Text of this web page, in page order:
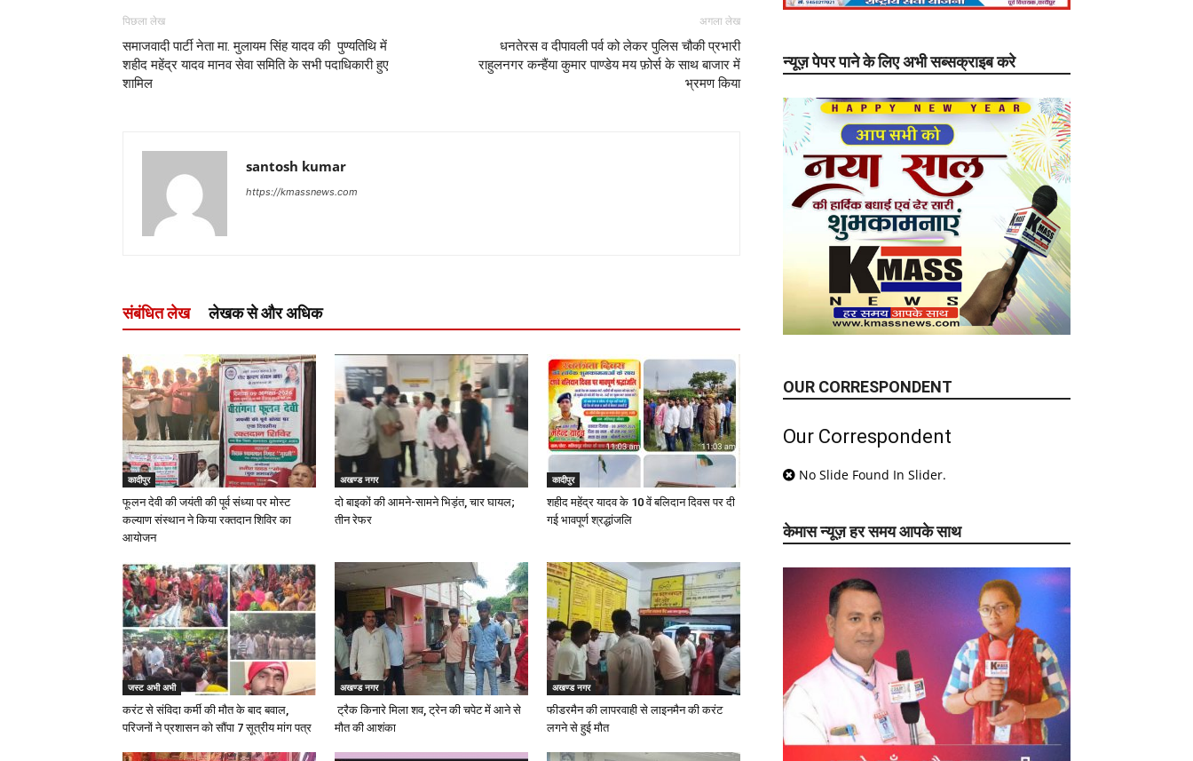
पिछला लेख
समाजवादी पार्टी नेता मा. मुलायम सिंह यादव की पुण्यतिथि में
शहीद महेंद्र यादव मानव सेवा समिति के सभी पदाधिकारी हुए
शामिल
अगला लेख
धनतेरस व दीपावली पर्व को लेकर पुलिस चौकी प्रभारी
राहुलनगर कन्हैंया कुमार पाण्डेय मय फ़ोर्स के साथ बाजार में
भ्रमण किया
santosh kumar
https://kmassnews.com
संबंधित लेख लेखक से और अधिक
कादीपुर
फूलन देवी की जयंती की पूर्व संध्या पर मोस्ट
कल्याण संस्थान ने किया रक्तदान शिविर का
आयोजन
अखण्ड नगर
दो बाइकों की आमने-सामने भिड़ंत, चार घायल;
तीन रेफर
कादीपुर
शहीद महेंद्र यादव के 10 वें बलिदान दिवस पर दी
गई भावपूर्ण श्रद्धांजलि
जस्ट अभी अभी
करंट से संविदा कर्मी की मौत के बाद बवाल,
परिजनों ने प्रशासन को सौंपा 7 सूत्रीय मांग पत्र
अखण्ड नगर
ट्रैक किनारे मिला शव, ट्रेन की चपेट में आने से
मौत की आशंका
अखण्ड नगर
फीडरमैन की लापरवाही से लाइनमैन की करंट
लगने से हुई मौत
न्यूज़ पेपर पाने के लिए अभी सब्सक्राइब करे
OUR CORRESPONDENT
Our Correspondent
No Slide Found In Slider.
केमास न्यूज़ हर समय आपके साथ